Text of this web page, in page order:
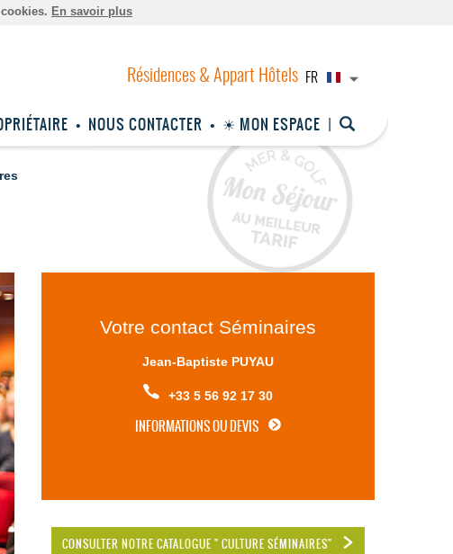
En savoir plus
FR
NOUS CONTACTER ☀ MON ESPACE
Votre contact Séminaires
Jean-Baptiste PUYAU
+33 5 56 92 17 30
INFORMATIONS OU DEVIS
CONSULTER NOTRE CATALOGUE " CULTURE SÉMINAIRES"